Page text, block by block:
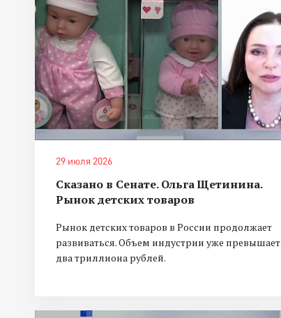
29 июля 2026
Сказано в Сенате. Ольга Щетинина.
Рынок детских товаров
Рынок детских товаров в России продолжает
развиваться. Объем индустрии уже превышает
два триллиона рублей.